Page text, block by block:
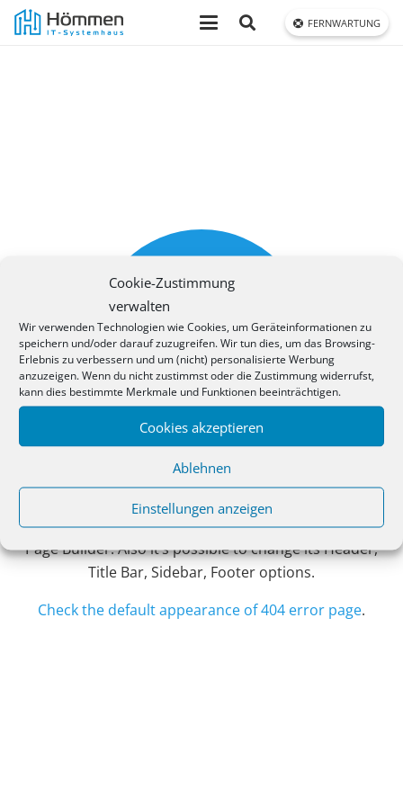
Cookie-Zustimmung
verwalten
Wir verwenden Technologien wie Cookies, um Geräteinformationen zu
speichern und/oder darauf zuzugreifen. Wir tun dies, um das Browsing-
Erlebnis zu verbessern und um (nicht) personalisierte Werbung
anzuzeigen. Wenn du nicht zustimmst oder die Zustimmung widerrufst,
kann dies bestimmte Merkmale und Funktionen beeinträchtigen.
Cookies akzeptieren
Ablehnen
Einstellungen anzeigen
FERNWARTUNG
This is “404 error” page
You can customize this page as any other page via
Page Builder. Also it’s possible to change its Header,
Title Bar, Sidebar, Footer options.
Check the default appearance of 404 error page.